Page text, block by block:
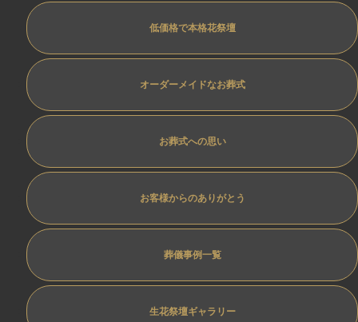
低価格で本格花祭壇
オーダーメイドなお葬式
お葬式への思い
お客様からのありがとう
葬儀事例一覧
生花祭壇ギャラリー